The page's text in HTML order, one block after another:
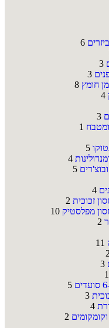
6
3
3
חומץ 8
4
3
1
5
4
5
4
זכוכית 2
מפלסטיק 10
2
11
2
3
1
5
3
4
2